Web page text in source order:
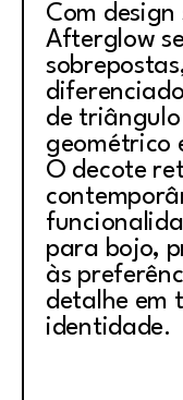
Com
Afterglow
de
geométrico
O decote
para bojo,
às
detalhe em
identidade.